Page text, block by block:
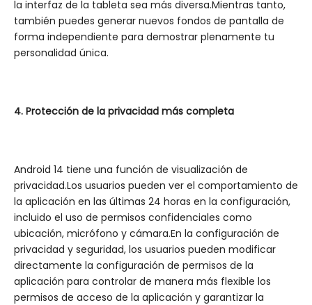
la interfaz de la tableta sea más diversa.Mientras tanto,
también puedes generar nuevos fondos de pantalla de
forma independiente para demostrar plenamente tu
personalidad única.
4. Protección de la privacidad más completa
Android 14 tiene una función de visualización de
privacidad.Los usuarios pueden ver el comportamiento de
la aplicación en las últimas 24 horas en la configuración,
incluido el uso de permisos confidenciales como
ubicación, micrófono y cámara.En la configuración de
privacidad y seguridad, los usuarios pueden modificar
directamente la configuración de permisos de la
aplicación para controlar de manera más flexible los
permisos de acceso de la aplicación y garantizar la